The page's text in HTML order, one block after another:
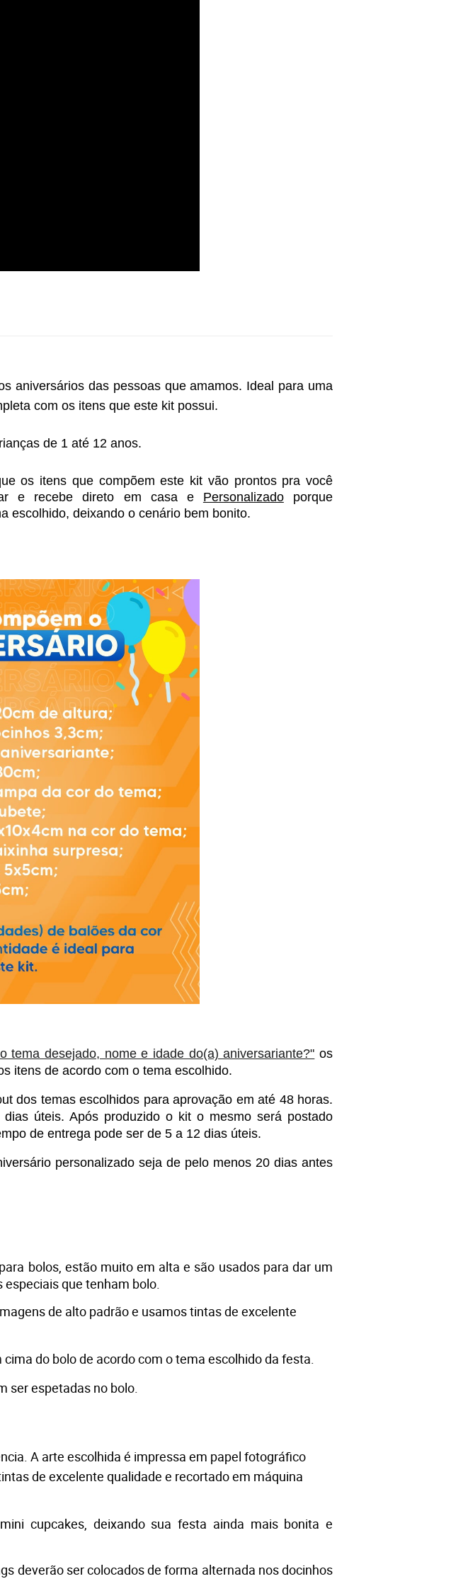
aniversários das pessoas que amamos. Ideal para uma
com os itens que este kit possui.
de 1 até 12 anos.
os itens que compõem este kit vão prontos pra você
e recebe direto em casa e Personalizado porque
escolhido, deixando o cenário bem bonito.
tema desejado, nome e idade do(a) aniversariante?" os
itens de acordo com o tema escolhido.
dos temas escolhidos para aprovação em até 48 horas.
úteis. Após produzido o kit o mesmo será postado
de entrega pode ser de 5 a 12 dias úteis.
personalizado seja de pelo menos 20 dias antes
bolos, estão muito em alta e são usados para dar um
que tenham bolo.
de alto padrão e usamos tintas de excelente
do bolo de acordo com o tema escolhido da festa.
ser espetadas no bolo.
A arte escolhida é impressa em papel fotográfico
de excelente qualidade e recortado em máquina
cupcakes, deixando sua festa ainda mais bonita e
deverão ser colocados de forma alternada nos docinhos